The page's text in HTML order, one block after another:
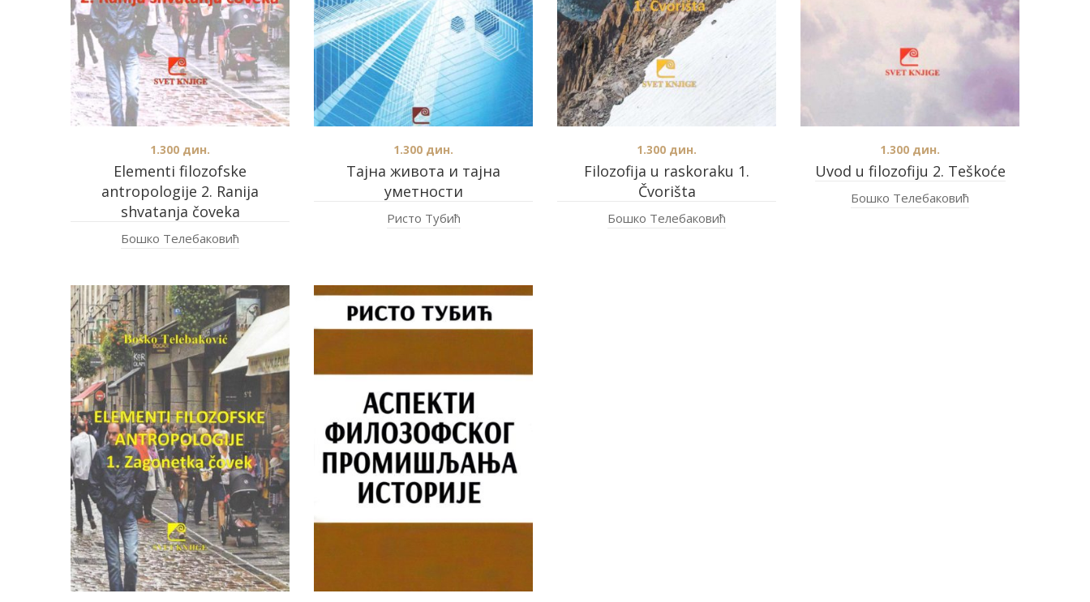
Elementi filozofske
antropologije 2. Ranija
shvatanja čoveka
1.300 дин.
Бошко Телебаковић
Тајна живота и тајна
уметности
1.300 дин.
Ристо Тубић
Filozofija u raskoraku 1.
Čvorišta
1.300 дин.
Бошко Телебаковић
Uvod u filozofiju 2. Teškoće
1.300 дин.
Бошко Телебаковић